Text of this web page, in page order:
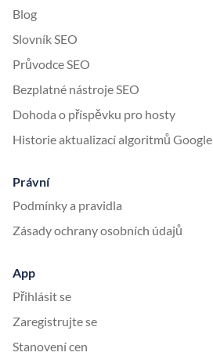
Blog
Slovník SEO
Průvodce SEO
Bezplatné nástroje SEO
Dohoda o příspěvku pro hosty
Historie aktualizací algoritmů Google
Právní
Podmínky a pravidla
Zásady ochrany osobních údajů
App
Přihlásit se
Zaregistrujte se
Stanovení cen